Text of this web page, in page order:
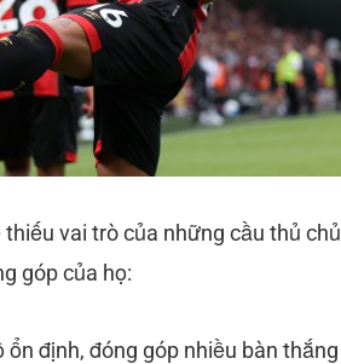
vai trò của những cầu thủ chủ
góp của họ:
định, đóng góp nhiều bàn thắng